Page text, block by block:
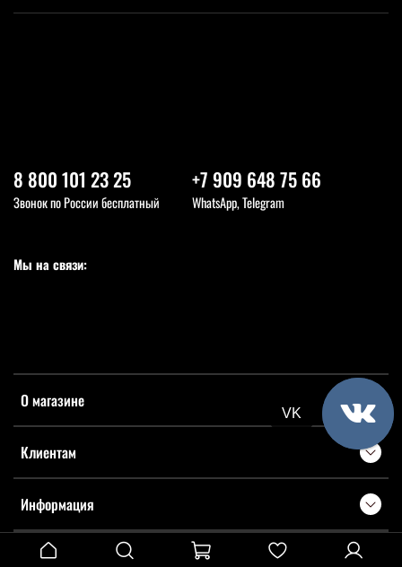
О магазине
Клиентам
Информация
8 800 101 23 25
Звонок по России бесплатный
+7 909 648 75 66
WhatsApp, Telegram
Мы на связи:
VK